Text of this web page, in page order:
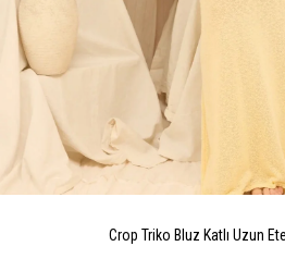
Crop Triko Bluz Katlı Uzun